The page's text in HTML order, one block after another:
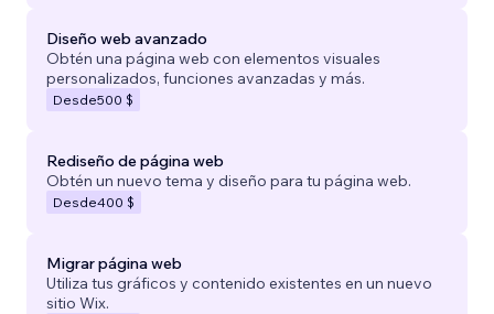
Diseño web avanzado
Obtén una página web con elementos visuales
personalizados, funciones avanzadas y más.
Desde500 $
Rediseño de página web
Obtén un nuevo tema y diseño para tu página web.
Desde400 $
Migrar página web
Utiliza tus gráficos y contenido existentes en un nuevo
sitio Wix.